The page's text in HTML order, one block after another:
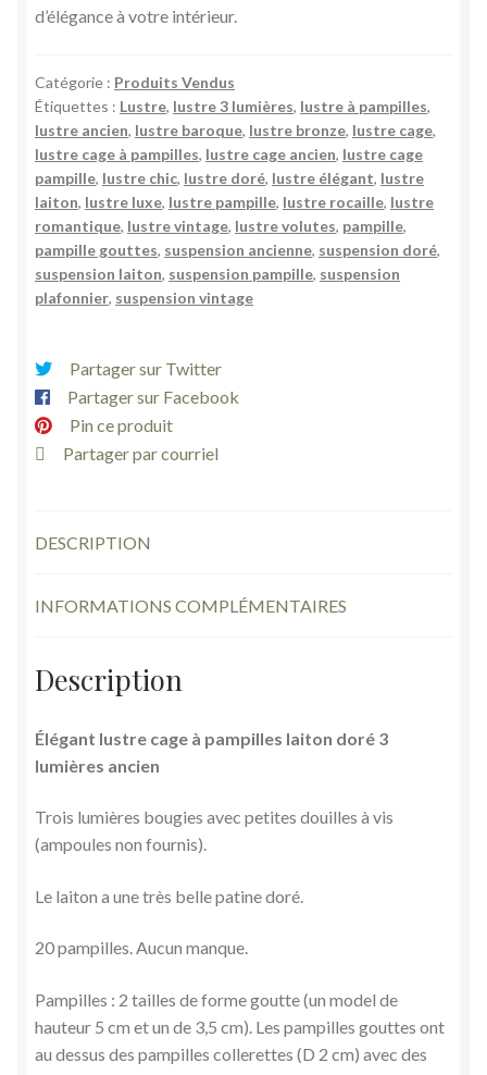
d’élégance à votre intérieur.
Catégorie : Produits Vendus
Étiquettes : Lustre, lustre 3 lumières, lustre à pampilles,
lustre ancien, lustre baroque, lustre bronze, lustre cage,
lustre cage à pampilles, lustre cage ancien, lustre cage
pampille, lustre chic, lustre doré, lustre élégant, lustre
laiton, lustre luxe, lustre pampille, lustre rocaille, lustre
romantique, lustre vintage, lustre volutes, pampille,
pampille gouttes, suspension ancienne, suspension doré,
suspension laiton, suspension pampille, suspension
plafonnier, suspension vintage
Partager sur Twitter
Partager sur Facebook
Pin ce produit
Partager par courriel
DESCRIPTION
INFORMATIONS COMPLÉMENTAIRES
Description
Élégant lustre cage à pampilles laiton doré 3
lumières ancien
Trois lumières bougies avec petites douilles à vis
(ampoules non fournis).
Le laiton a une très belle patine doré.
20 pampilles. Aucun manque.
Pampilles : 2 tailles de forme goutte (un model de
hauteur 5 cm et un de 3,5 cm). Les pampilles gouttes ont
au dessus des pampilles collerettes (D 2 cm) avec des